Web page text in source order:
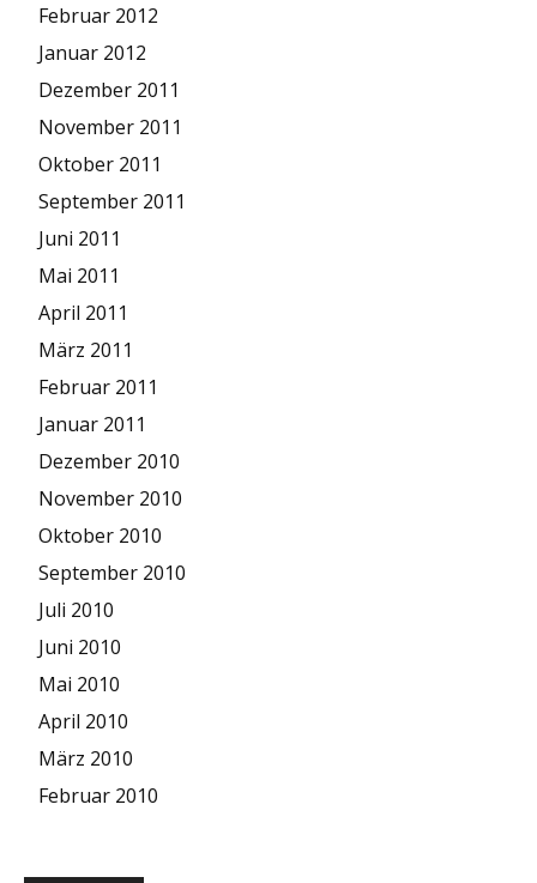
Februar 2012
Januar 2012
Dezember 2011
November 2011
Oktober 2011
September 2011
Juni 2011
Mai 2011
April 2011
März 2011
Februar 2011
Januar 2011
Dezember 2010
November 2010
Oktober 2010
September 2010
Juli 2010
Juni 2010
Mai 2010
April 2010
März 2010
Februar 2010